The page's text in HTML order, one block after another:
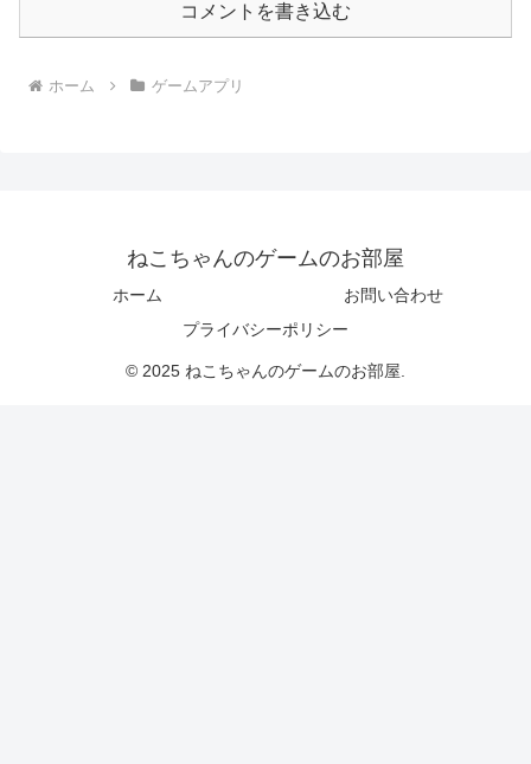
コメントを書き込む
ホーム ゲームアプリ
ねこちゃんのゲームのお部屋
ホーム
お問い合わせ
プライバシーポリシー
© 2025 ねこちゃんのゲームのお部屋.